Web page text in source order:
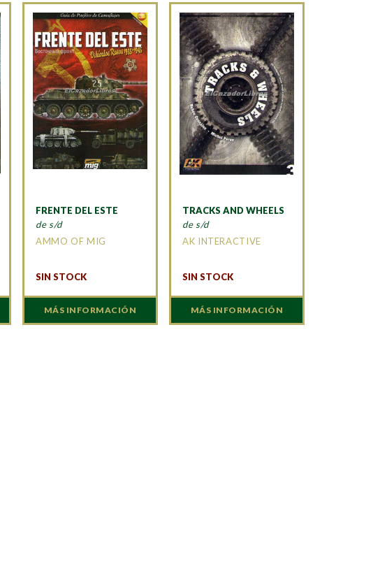
FRENTE DEL ESTE
de s/d
AMMO OF MIG
SIN STOCK
MÁS INFORMACIÓN
TRACKS AND WHEELS
de s/d
AK INTERACTIVE
SIN STOCK
MÁS INFORMACIÓN